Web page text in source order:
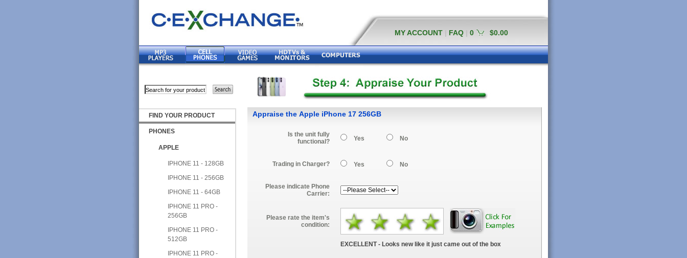
MY ACCOUNT FAQ 0 $0.00
FIND YOUR PRODUCT
PHONES
APPLE
IPHONE 11 - 128GB
IPHONE 11 - 256GB
IPHONE 11 - 64GB
IPHONE 11 PRO -
256GB
IPHONE 11 PRO -
512GB
IPHONE 11 PRO -
Appraise the Apple iPhone 17 256GB
Is the unit fully
functional?
Yes No
Trading in Charger? Yes No
Please indicate Phone
Carrier:
Please rate the item's
condition:
EXCELLENT - Looks new like it just came out of the box